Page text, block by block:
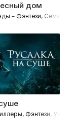
дом
– Фэнтези,
Фэнтези,